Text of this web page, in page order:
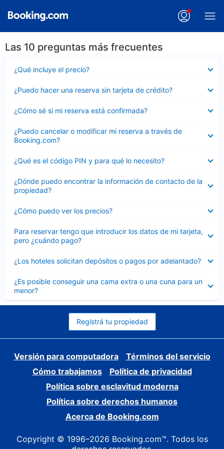
Las 10 preguntas más frecuentes
¿Qué incluye el precio?
cerrado
¿Puedo hacer una reserva sin tarjeta de crédito?
cerrado
¿Cómo sé si mi reserva está confirmada?
cerrado
¿Puedo cancelar o modificar mi reserva a través de
Booking.com?
cerrado
¿Qué es el código PIN y para qué lo necesito?
cerrado
¿Dónde puedo encontrar la información de contacto de la
propiedad?
cerrado
¿Cómo puedo ver los precios?
cerrado
Para reservar tengo que introducir los datos de mi tarjeta,
pero ¿cuándo pago?
cerrado
¿Los hoteles solicitan depósitos o pagos por adelantado?
cerrado
¿Es posible conseguir una cama extra o una cuna para un
menor?
cerrado
Registrá tu propiedad
Versión para computadora
Términos del servicio
Cómo trabajamos
Política de privacidad
Política sobre esclavitud moderna
Política sobre derechos humanos
Acerca de Booking.com
Copyright © 1996–2026 Booking.com™. Todos los